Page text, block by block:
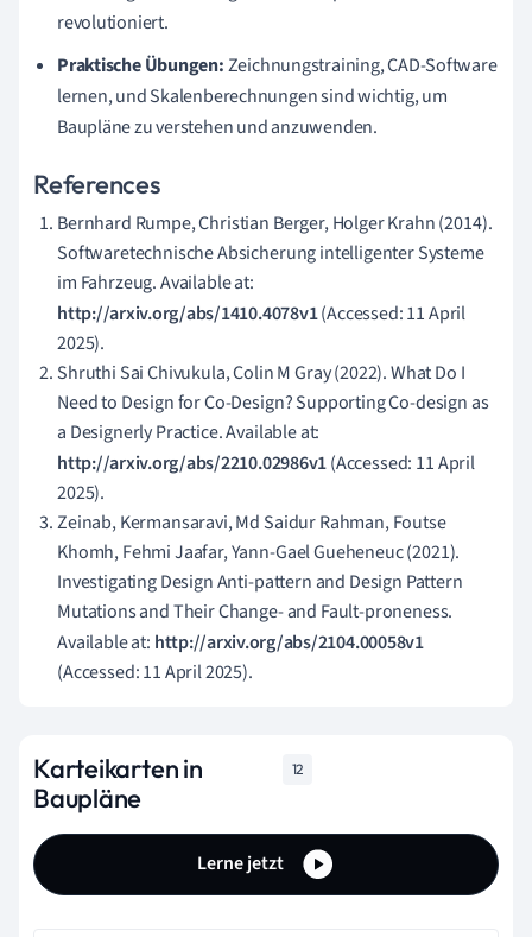
revolutioniert.
Praktische Übungen:Zeichnungstraining, CAD-Software
lernen, und Skalenberechnungen sind wichtig, um
Baupläne zu verstehen und anzuwenden.
References
Bernhard Rumpe, Christian Berger, Holger Krahn (2014).
Softwaretechnische Absicherung intelligenter Systeme
im Fahrzeug. Available at:
http://arxiv.org/abs/1410.4078v1(Accessed: 11 April
2025).
Shruthi Sai Chivukula, Colin M Gray (2022). What Do I
Need to Design for Co-Design? Supporting Co-design as
a Designerly Practice. Available at:
http://arxiv.org/abs/2210.02986v1(Accessed: 11 April
2025).
Zeinab, Kermansaravi, Md Saidur Rahman, Foutse
Khomh, Fehmi Jaafar, Yann-Gael Gueheneuc (2021).
Investigating Design Anti-pattern and Design Pattern
Mutations and Their Change- and Fault-proneness.
Available at: http://arxiv.org/abs/2104.00058v1
(Accessed: 11 April 2025).
Karteikarten in
Baupläne
12
Lerne jetzt